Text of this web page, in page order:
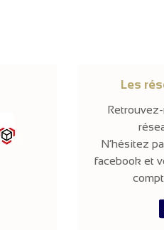
Les
N’hésitez
facebook et